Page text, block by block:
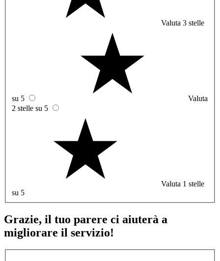
Valuta 3 stelle
su 5
Valuta
2 stelle su 5
Valuta 1 stelle
su 5
Grazie, il tuo parere ci aiuterà a
migliorare il servizio!